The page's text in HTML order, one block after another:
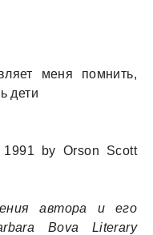
меня помнить,
дети
by Orson Scott
автора и его
Bova Literary